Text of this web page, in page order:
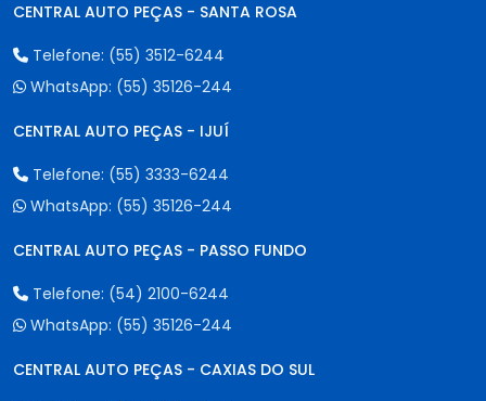
CENTRAL AUTO PEÇAS - SANTA ROSA
Telefone: (55) 3512-6244
WhatsApp: (55) 35126-244
CENTRAL AUTO PEÇAS - IJUÍ
Telefone: (55) 3333-6244
WhatsApp: (55) 35126-244
CENTRAL AUTO PEÇAS - PASSO FUNDO
Telefone: (54) 2100-6244
WhatsApp: (55) 35126-244
CENTRAL AUTO PEÇAS - CAXIAS DO SUL